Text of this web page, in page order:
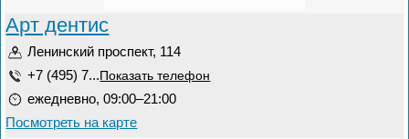
Арт дентис
Ленинский проспект, 114
+7 (495) 7... Показать телефон
ежедневно, 09:00–21:00
Посмотреть на карте